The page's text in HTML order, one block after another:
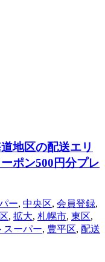
地区の配送エリ
ポン500円分プレ
ー, 中央区, 会員登録,
, 拡大, 札幌市, 東区,
スーパー, 豊平区, 配送